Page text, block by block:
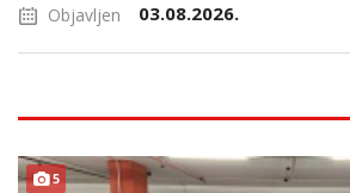
Objavljen 03.08.2026.
5